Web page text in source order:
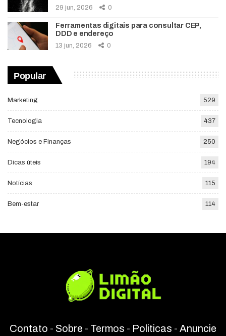
29 jun, 2026 0
Ferramentas digitais para consultar CEP,
DDD e endereço
13 jun, 2026 0
Popular
Marketing 529
Tecnologia 437
Negócios e Finanças 250
Dicas úteis 194
Notícias 115
Bem-estar 114
Contato - Sobre - Termos - Politicas - Anuncie